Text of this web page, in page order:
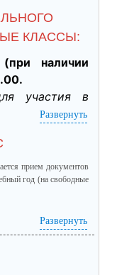
КЛАССЫ:
наличии
участия в
отборе при
получения
для
обучающегося
ОО
Развернуть
прием документов
год (на свободные
(посмотреть)Развернуть